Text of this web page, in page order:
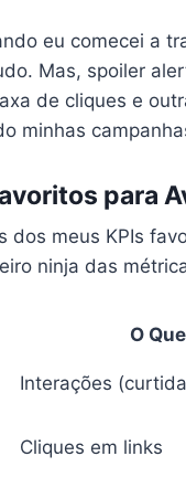
eu comecei a
Mas, spoiler
de cliques e
minhas
para
dos meus KPIs
ninja das
O
Interações
Cliques em links